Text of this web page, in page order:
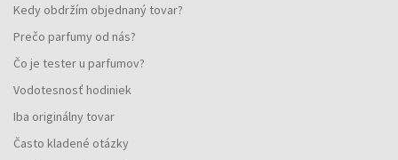
Kedy obdržím objednaný tovar?
Prečo parfumy od nás?
Čo je tester u parfumov?
Vodotesnosť hodiniek
Iba originálny tovar
Často kladené otázky